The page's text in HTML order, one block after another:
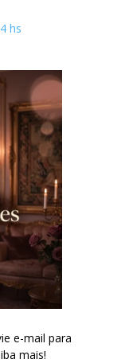
hs
e-mail para
mais!